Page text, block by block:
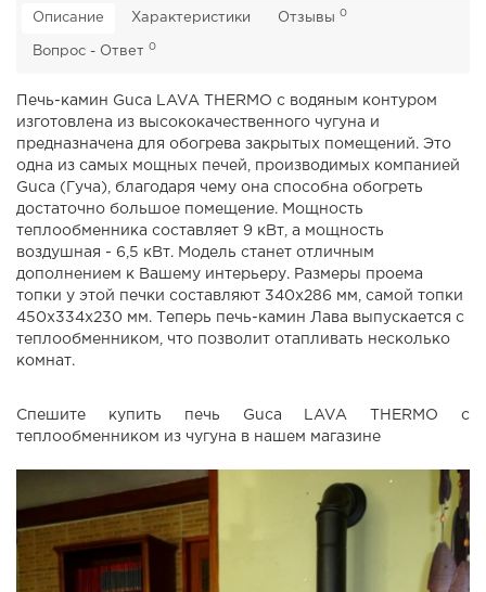
Описание Характеристики Отзывы 0
Вопрос - Ответ 0
Печь-камин Guca LAVA THERMO с водяным контуром
изготовлена из высококачественного чугуна и
предназначена для обогрева закрытых помещений. Это
одна из самых мощных печей, производимых компанией
Guca (Гуча), благодаря чему она способна обогреть
достаточно большое помещение. Мощность
теплообменника составляет 9 кВт, а мощность
воздушная - 6,5 кВт. Модель станет отличным
дополнением к Вашему интерьеру. Размеры проема
топки у этой печки составляют 340х286 мм, самой топки
450х334х230 мм. Теперь печь-камин Лава выпускается с
теплообменником, что позволит отапливать несколько
комнат.
Спешите купить печь Guca LAVA THERMO с
теплообменником из чугуна в нашем магазине